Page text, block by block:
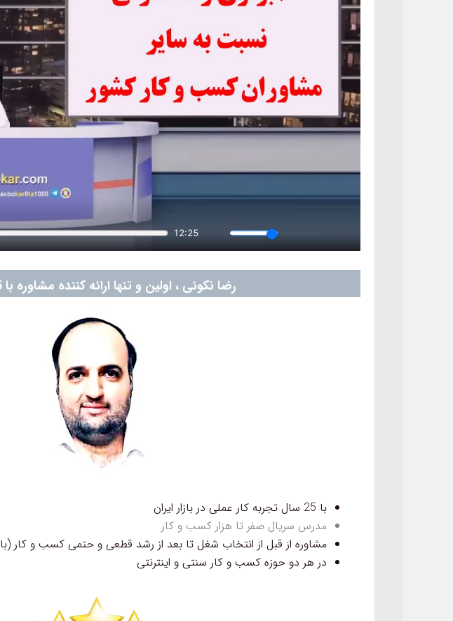
رضا نکوئی ، اولین و تنها ارائه کننده مشاوره با 5 ضمانت در ایران
با 25 سال تجربه کار عملی در بازار ایران
مدرس سریال صفر تا هزار کسب و کار
مشاوره از قبل از انتخاب شغل تا بعد از رشد قطعی و حتمی کسب و کار (با 5 تضمین)
در هر دو حوزه کسب و کار سنتی و اینترنتی